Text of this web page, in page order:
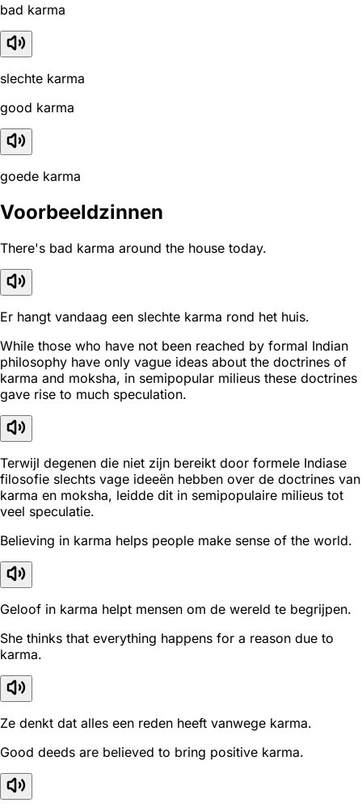
bad karma
slechte karma
good karma
goede karma
Voorbeeldzinnen
There's bad karma around the house today.
Er hangt vandaag een slechte karma rond het huis.
While those who have not been reached by formal Indian
philosophy have only vague ideas about the doctrines of
karma and moksha, in semipopular milieus these doctrines
gave rise to much speculation.
Terwijl degenen die niet zijn bereikt door formele Indiase
filosofie slechts vage ideeën hebben over de doctrines van
karma en moksha, leidde dit in semipopulaire milieus tot
veel speculatie.
Believing in karma helps people make sense of the world.
Geloof in karma helpt mensen om de wereld te begrijpen.
She thinks that everything happens for a reason due to
karma.
Ze denkt dat alles een reden heeft vanwege karma.
Good deeds are believed to bring positive karma.